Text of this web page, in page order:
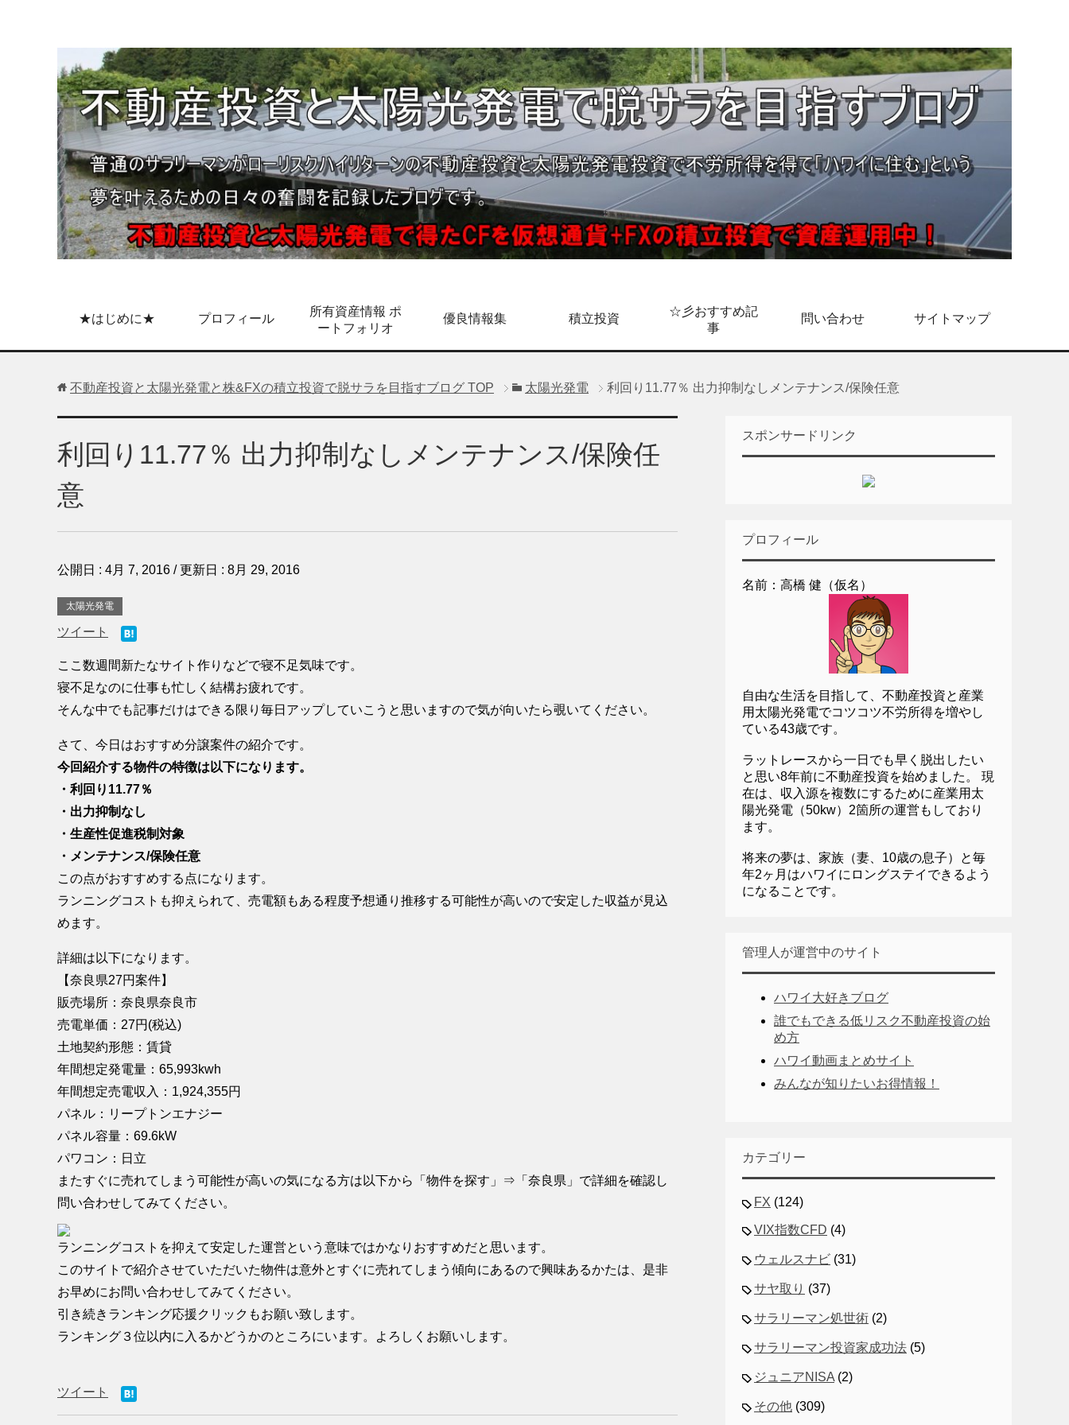
★はじめに★ プロフィール
所有資産情報 ポ
ートフォリオ
優良情報集 積立投資
☆彡おすすめ記
事
問い合わせ サイトマップ
不動産投資と太陽光発電と株&FXの積立投資で脱サラを目指すブログ TOP 太陽光発電 利回り11.77％ 出力抑制なしメンテナンス/保険任意
利回り11.77％ 出力抑制なしメンテナンス/保険任
意
公開日 : 4月 7, 2016 / 更新日 : 8月 29, 2016
太陽光発電
ツイート
ここ数週間新たなサイト作りなどで寝不足気味です。
寝不足なのに仕事も忙しく結構お疲れです。
そんな中でも記事だけはできる限り毎日アップしていこうと思いますので気が向いたら覗いてください。
さて、今日はおすすめ分譲案件の紹介です。
今回紹介する物件の特徴は以下になります。
・利回り11.77％
・出力抑制なし
・生産性促進税制対象
・メンテナンス/保険任意
この点がおすすめする点になります。
ランニングコストも抑えられて、売電額もある程度予想通り推移する可能性が高いので安定した収益が見込
めます。
詳細は以下になります。
【奈良県27円案件】
販売場所：奈良県奈良市
売電単価：27円(税込)
土地契約形態：賃貸
年間想定発電量：65,993kwh
年間想定売電収入：1,924,355円
パネル：リープトンエナジー
パネル容量：69.6kW
パワコン：日立
またすぐに売れてしまう可能性が高いの気になる方は以下から「物件を探す」⇒「奈良県」で詳細を確認し
問い合わせしてみてください。
ランニングコストを抑えて安定した運営という意味ではかなりおすすめだと思います。
このサイトで紹介させていただいた物件は意外とすぐに売れてしまう傾向にあるので興味あるかたは、是非
お早めにお問い合わせしてみてください。
引き続きランキング応援クリックもお願い致します。
ランキング３位以内に入るかどうかのところにいます。よろしくお願いします。
ツイート
スポンサードリンク
プロフィール
名前：高橋 健（仮名）
自由な生活を目指して、不動産投資と産業
用太陽光発電でコツコツ不労所得を増やし
ている43歳です。
ラットレースから一日でも早く脱出したい
と思い8年前に不動産投資を始めました。 現
在は、収入源を複数にするために産業用太
陽光発電（50kw）2箇所の運営もしており
ます。
将来の夢は、家族（妻、10歳の息子）と毎
年2ヶ月はハワイにロングステイできるよう
になることです。
管理人が運営中のサイト
ハワイ大好きブログ
誰でもできる低リスク不動産投資の始
め方
ハワイ動画まとめサイト
みんなが知りたいお得情報！
カテゴリー
FX (124)
VIX指数CFD (4)
ウェルスナビ (31)
サヤ取り (37)
サラリーマン処世術 (2)
サラリーマン投資家成功法 (5)
ジュニアNISA (2)
その他 (309)